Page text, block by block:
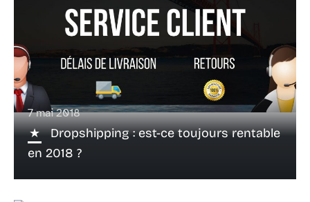
7 mai 2018
Dropshipping : est-ce toujours rentable
en 2018 ?